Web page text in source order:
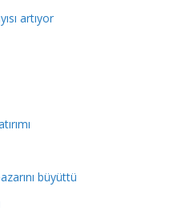
artıyor
büyüttü